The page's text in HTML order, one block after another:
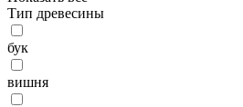
Тип древесины
бук
вишня